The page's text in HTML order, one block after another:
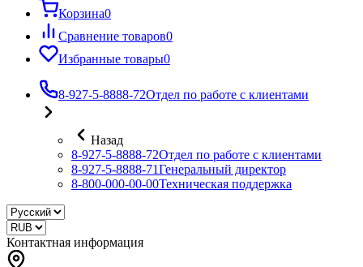
Корзина0
Сравнение товаров0
Избранные товары0
8-927-5-8888-72Отдел по работе с клиентами
Назад
8-927-5-8888-72Отдел по работе с клиентами
8-927-5-8888-71Генеральный директор
8-800-000-00-00Техническая поддержка
Контактная информация